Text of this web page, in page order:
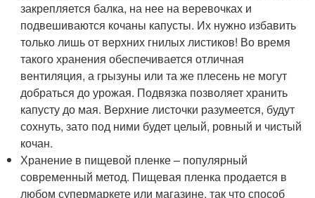
закрепляется балка, на нее на веревочках и
подвешиваются кочаны капусты. Их нужно избавить
только лишь от верхних гнилых листиков! Во время
такого хранения обеспечивается отличная
вентиляция, а грызуны или та же плесень не могут
добраться до урожая. Подвязка позволяет хранить
капусту до мая. Верхние листочки разумеется, будут
сохнуть, зато под ними будет целый, ровный и чистый
кочан.
Хранение в пищевой пленке – популярный
современный метод. Пищевая пленка продается в
любом супермаркете или магазине, так что способ